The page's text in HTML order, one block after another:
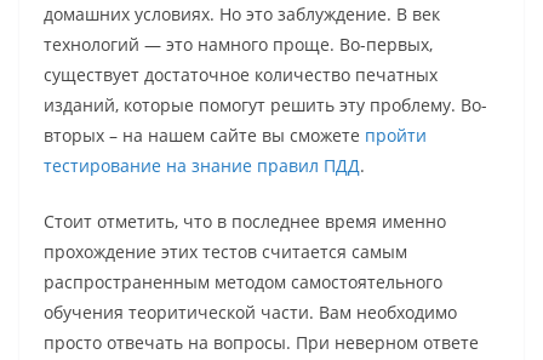
домашних условиях. Но это заблуждение. В век
технологий — это намного проще. Во-первых,
существует достаточное количество печатных
изданий, которые помогут решить эту проблему. Во-
вторых – на нашем сайте вы сможете пройти
тестирование на знание правил ПДД.
Стоит отметить, что в последнее время именно
прохождение этих тестов считается самым
распространенным методом самостоятельного
обучения теоритической части. Вам необходимо
просто отвечать на вопросы. При неверном ответе